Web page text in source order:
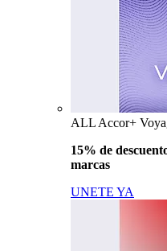
ALL Accor+
15% de
marcas
UNETE YA